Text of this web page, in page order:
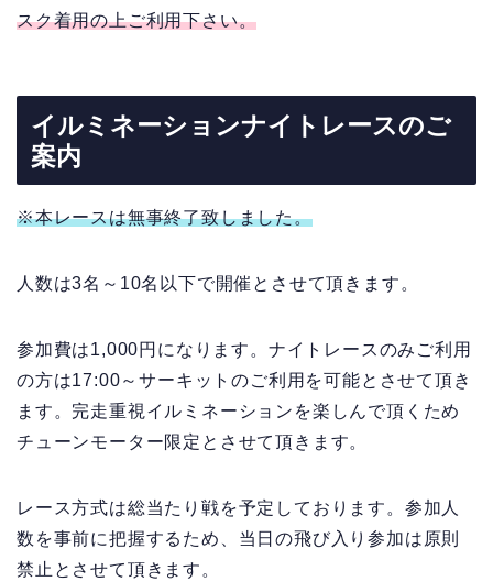
スク着用の上ご利用下さい。
イルミネーションナイトレースのご
案内
※本レースは無事終了致しました。
人数は3名～10名以下で開催とさせて頂きます。
参加費は1,000円になります。ナイトレースのみご利用
の方は17:00～サーキットのご利用を可能とさせて頂き
ます。完走重視イルミネーションを楽しんで頂くため
チューンモーター限定とさせて頂きます。
レース方式は総当たり戦を予定しております。参加人
数を事前に把握するため、当日の飛び入り参加は原則
禁止とさせて頂きます。